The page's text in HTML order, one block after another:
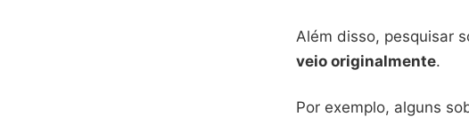
Além disso, pesquisar
veio originalmente.
Por exemplo, alguns